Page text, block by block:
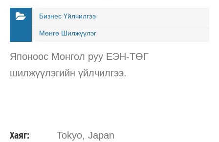
Бизнес Үйлчилгээ
Мөнгө Шилжүүлэг
Японоос Монгол руу ЕЭН-ТӨГ
шилжүүлэгийн үйлчилгээ.
Хаяг: Tokyo, Japan